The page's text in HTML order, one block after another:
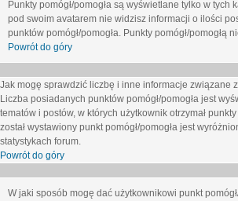
Punkty pomógł/pomogła są wyświetlane tylko w
pod swoim avatarem nie widzisz informacji o ilości
punktów pomógł/pomogła. Punkty pomógł/
Powrót do góry
Jak mogę sprawdzić liczbę i inne informacje związane
Liczba posiadanych punktów pomógł/pomogła jest
tematów i postów, w których użytkownik otrzymał
został wystawiony punkt pomógł/pomogła jest
statystykach forum.
Powrót do góry
W jaki sposób mogę dać użytkownikowi punkt